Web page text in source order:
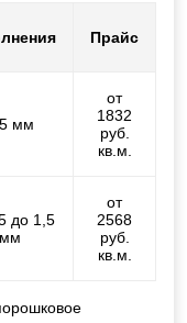
Прайс
мм
от
1832
руб.
кв.м.
до 1,5
мм
от
2568
руб.
кв.м.